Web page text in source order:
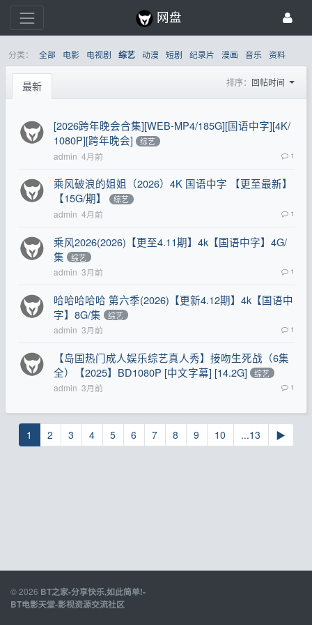
网盘
分类： 全部 电影 电视剧 综艺 动漫 短剧 纪录片 漫画 音乐 资料
最新 排序： 回帖时间
[2026跨年晚会合集][WEB-MP4/185G][国语中字][4K/
1080P][跨年晚会]
综艺
admin 4月前 1
乘风破浪的姐姐（2026）4K 国语中字 【更至最新】
【15G/期】
综艺
admin 4月前 1
乘风2026(2026)【更至4.11期】4k【国语中字】4G/
集
综艺
admin 3月前 1
哈哈哈哈哈 第六季(2026)【更新4.12期】4k【国语中
字】8G/集
综艺
admin 3月前 1
【岛国热门成人娱乐综艺真人秀】接吻生死战（6集
全）【2025】BD1080P [中文字幕] [14.2G]
综艺
admin 3月前 1
1 2 3 4 5 6 7 8 9 10 ...13 ▶
© 2026 BT之家-分享快乐,如此简单!-
BT电影天堂-影视资源交流社区